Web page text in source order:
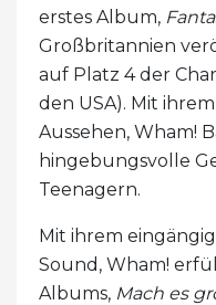
erstes Album,
Großbritannien
auf Platz 4 der
den USA). Mit
Aussehen, Wham!
hingebungsvolle
Teenagern.
Mit ihrem
Sound, Wham!
Albums, Mach es